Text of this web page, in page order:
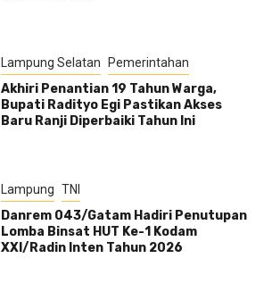
Lampung Selatan Pemerintahan
Akhiri Penantian 19 Tahun Warga,
Bupati Radityo Egi Pastikan Akses
Baru Ranji Diperbaiki Tahun Ini
Lampung TNI
Danrem 043/Gatam Hadiri Penutupan
Lomba Binsat HUT Ke-1 Kodam
XXI/Radin Inten Tahun 2026